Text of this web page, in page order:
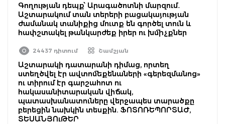
Գողության դեպք՝ Արագածոտնի մարզում․
Աշտարակում տան տերերի բացակայության
ժամանակ տանիքից մուտք են գործել տուն և
հափշտակել թանկարժեք իրեր ու խմիչքներ
24437 դիտում Շամշյան
Աշտարակի դատարանի դիմաց, որտեղ
ստեղծվել էր ավտոմեքենաների «գերեզմանոց»
ու տիրում էր գարշահոտ ու
հակասանիտարական վիճակ,
պատասխանատուները վերջապես տարածքը
բերեցին նախկին տեսքին. ՖՈՏՈՌԵՊՈՐՏԱԺ,
ՏԵՍԱՆՅՈւԹԵՐ